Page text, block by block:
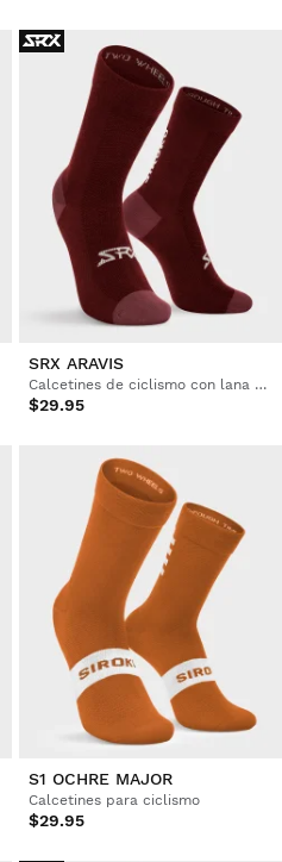
SRX ARAVIS
Calcetines de ciclismo con lana merino
$29.95
S1 OCHRE MAJOR
Calcetines para ciclismo
$29.95